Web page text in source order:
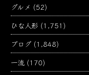
グルメ (52)
ひな人形 (1,751)
ブログ (1,848)
一流 (170)